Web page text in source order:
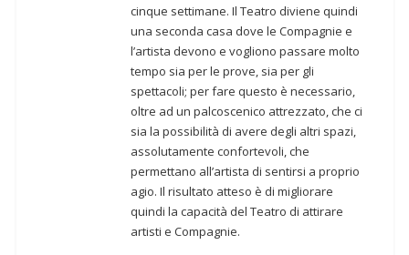
cinque settimane. Il Teatro diviene quindi
una seconda casa dove le Compagnie e
l’artista devono e vogliono passare molto
tempo sia per le prove, sia per gli
spettacoli; per fare questo è necessario,
oltre ad un palcoscenico attrezzato, che ci
sia la possibilità di avere degli altri spazi,
assolutamente confortevoli, che
permettano all’artista di sentirsi a proprio
agio. Il risultato atteso è di migliorare
quindi la capacità del Teatro di attirare
artisti e Compagnie.